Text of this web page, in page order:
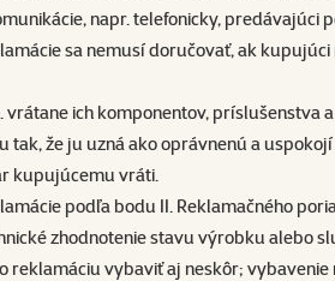
napr. telefonicky,
sa nemusí doručovať, ak
ich komponentov,
že ju uzná ako oprávnenú a
kupujúcemu vráti.
podľa bodu II. Reklamačného
zhodnotenie stavu výrobku alebo
vybaviť aj neskôr;